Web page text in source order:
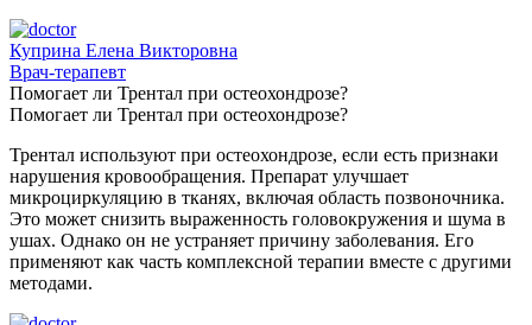
Куприна Елена Викторовна
Врач-терапевт
Помогает ли Трентал при остеохондрозе?
Помогает ли Трентал при остеохондрозе?
Трентал используют при остеохондрозе, если есть признаки
нарушения кровообращения. Препарат улучшает
микроциркуляцию в тканях, включая область позвоночника.
Это может снизить выраженность головокружения и шума в
ушах. Однако он не устраняет причину заболевания. Его
применяют как часть комплексной терапии вместе с другими
методами.